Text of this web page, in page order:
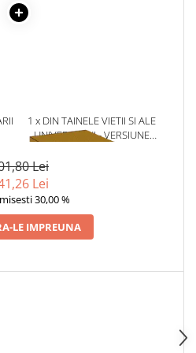
1 x DIN TAINELE VIETII SI ALE
UNIVERSULUI - VERSIUNE
VOLUMELE I-III. CUTIE DE
COLECTIE -SCARLAT
Lei
Lei
30,00 %
LE IMPREUNA